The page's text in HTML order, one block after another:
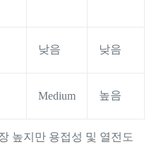
낮음 낮음
Medium 높음
높지만 용접성 및 열전도